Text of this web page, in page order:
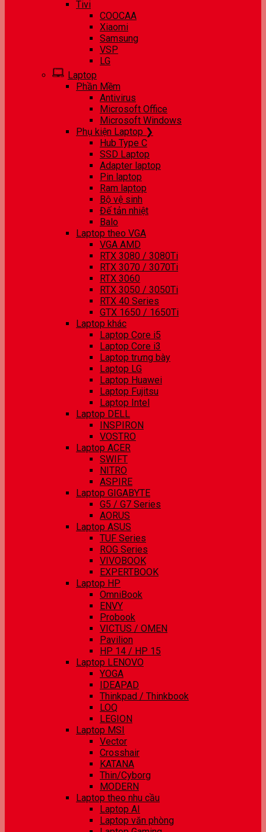
Tivi
COOCAA
Xiaomi
Samsung
VSP
LG
Laptop
Phần Mềm
Antivirus
Microsoft Office
Microsoft Windows
Phụ kiện Laptop ❯
Hub Type C
SSD Laptop
Adapter laptop
Pin laptop
Ram laptop
Bộ vệ sinh
Đế tản nhiệt
Balo
Laptop theo VGA
VGA AMD
RTX 3080 / 3080Ti
RTX 3070 / 3070Ti
RTX 3060
RTX 3050 / 3050Ti
RTX 40 Series
GTX 1650 / 1650Ti
Laptop khác
Laptop Core i5
Laptop Core i3
Laptop trưng bày
Laptop LG
Laptop Huawei
Laptop Fujitsu
Laptop Intel
Laptop DELL
INSPIRON
VOSTRO
Laptop ACER
SWIFT
NITRO
ASPIRE
Laptop GIGABYTE
G5 / G7 Series
AORUS
Laptop ASUS
TUF Series
ROG Series
VIVOBOOK
EXPERTBOOK
Laptop HP
OmniBook
ENVY
Probook
VICTUS / OMEN
Pavilion
HP 14 / HP 15
Laptop LENOVO
YOGA
IDEAPAD
Thinkpad / Thinkbook
LOQ
LEGION
Laptop MSI
Vector
Crosshair
KATANA
Thin/Cyborg
MODERN
Laptop theo nhu cầu
Laptop AI
Laptop văn phòng